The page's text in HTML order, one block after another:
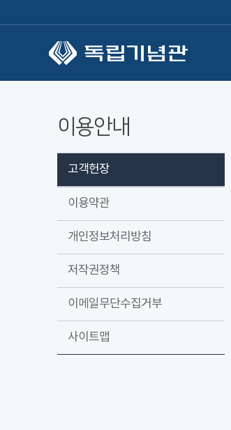
이용안내
고객헌장
이용약관
개인정보처리방침
저작권정책
이메일무단수집거부
사이트맵